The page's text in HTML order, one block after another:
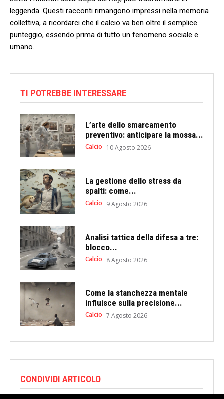
leggenda. Questi racconti rimangono‍ impressi ⁤nella memoria
collettiva, a ricordarci che il calcio va ben oltre il semplice
punteggio, essendo ⁢prima ​di ‍tutto un fenomeno sociale e‍
umano.
TI POTREBBE INTERESSARE
L’arte dello smarcamento
preventivo: anticipare la mossa...
Calcio 10 Agosto 2026
La gestione dello stress da
spalti: come...
Calcio 9 Agosto 2026
Analisi tattica della difesa a tre:
blocco...
Calcio 8 Agosto 2026
Come la stanchezza mentale
influisce sulla precisione...
Calcio 7 Agosto 2026
CONDIVIDI ARTICOLO